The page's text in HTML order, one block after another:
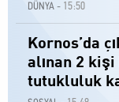
DÜNYA - 15:50
Kornos’da
alınan 2 kişi
tutukluluk